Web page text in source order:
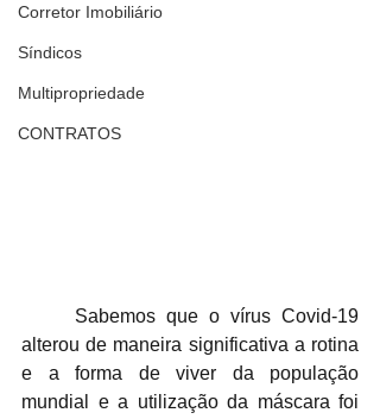
Corretor Imobiliário
Síndicos
Multipropriedade
CONTRATOS
alterou de maneira significativa a rotina
e a forma de viver da população
mundial e a utilização da máscara foi